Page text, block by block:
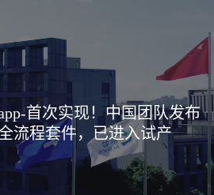
首次实现！中国团队发布
流程套件，已进入试产